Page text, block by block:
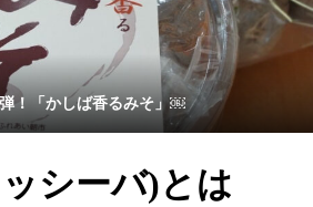
！「かしば香るみそ」￼
シーバ)とは